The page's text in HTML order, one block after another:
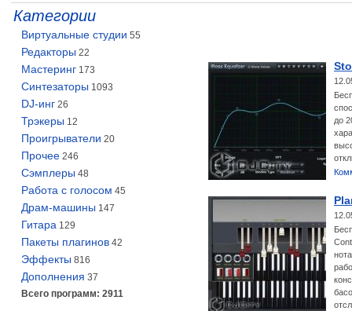
Категории
Виртуальные студии 55
Редакторы 22
Мастеринг 173
Синтезаторы 1093
DJ-инг 26
Трэкеры 12
Проигрыватели 20
Прочее 246
Сэмплеры 48
Работа с голосом 45
Драм-машины 147
Гитара 129
Пакеты плагинов 42
Эффекты 816
Дополнения 37
Всего программ: 2911
до